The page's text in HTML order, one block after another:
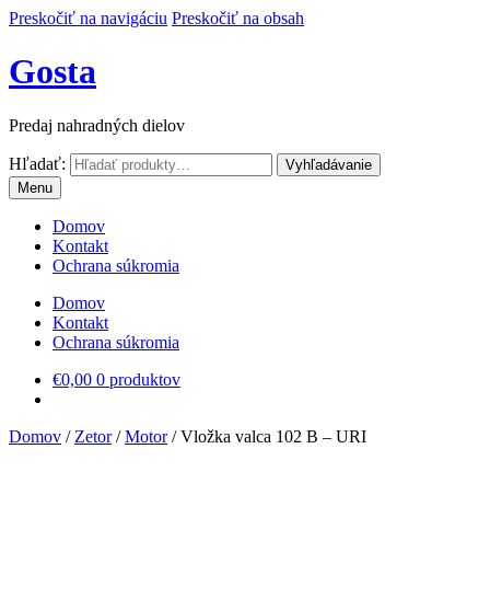
Preskočiť na navigáciu Preskočiť na obsah
Gosta
Predaj nahradných dielov
Hľadať:
Vyhľadávanie
Menu
Domov
Kontakt
Ochrana súkromia
Domov
Kontakt
Ochrana súkromia
€0,00 0 produktov
Domov / Zetor/Motor/Vložka valca 102 B – URI